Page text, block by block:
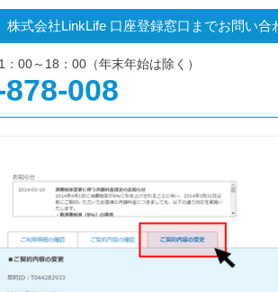
式会社LinkLife 口座登録窓口までお問い合
00～18：00（年末年始は除く）
008